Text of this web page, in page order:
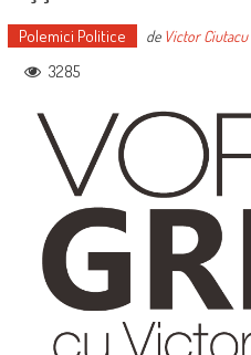
Polemici Politice de Victor Ciutacu
3285